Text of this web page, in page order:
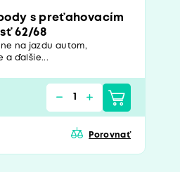
s preťahovacím
62/68
na jazdu autom,
a ďalšie...
Porovnať